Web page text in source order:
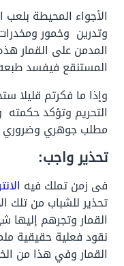
الأجواء المحيطة
وتدرين وخمور
المدمن على القمار
المستنقع فيفسد
وإذا ما فكرتم قليلا
التحريم وتؤكد حكمته
مطلب جوهري
تحذير واجب:
فى زمن تملك فيه
تحذير للشباب من تلك
القمار وتجرهم إليها
نقود فعلية حقيقية
القمار وفي هذا من